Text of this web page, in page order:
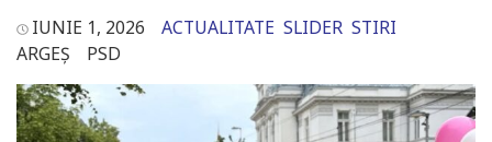
IUNIE 1, 2026 ACTUALITATE SLIDER STIRI
ARGEȘ
PSD